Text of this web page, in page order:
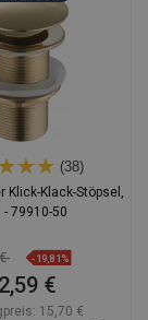
(38)
Klick-Klack-Stöpsel,
- 79910-50
-19,81%
€
15,70 €